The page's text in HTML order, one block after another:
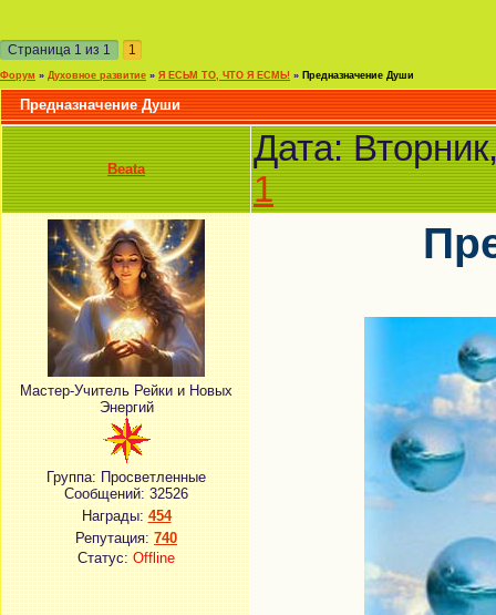
Страница 1 из 1 1
Форум » Духовное развитие » Я ЕСЬМ ТО, ЧТО Я ЕСМЬ! » Предназначение Души
Предназначение Души
Beata
Дата:
1
Мастер-Учитель Рейки и Новых
Энергий
Группа: Просветленные
Сообщений:32526
Награды:454
Репутация:740
Статус:Offline